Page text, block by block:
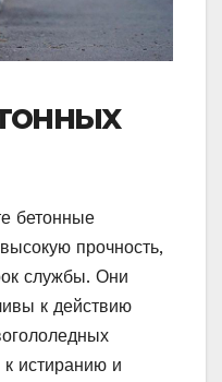
бетонные
прочность,
службы. Они
к действию
истиранию и